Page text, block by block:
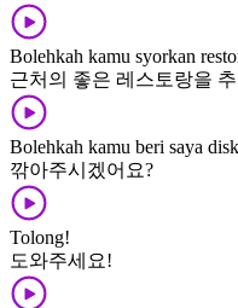
Bolehkah kamu syorkan
근처의 좋은 레스토랑을
Bolehkah kamu beri saya
깎아주시겠어요?
Tolong!
도와주세요!